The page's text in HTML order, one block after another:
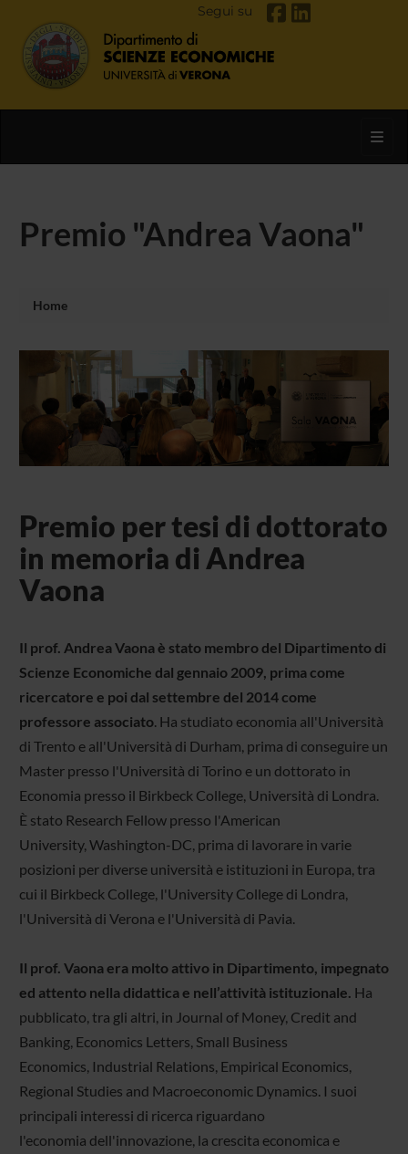
Segui su
Premio "Andrea Vaona"
Home
Premio per tesi di dottorato
in memoria di Andrea
Vaona
Il prof. Andrea Vaona è stato membro del Dipartimento di
Scienze Economiche dal gennaio 2009, prima come
ricercatore e poi dal settembre del 2014 come
professore associato. Ha studiato economia all'Università
di Trento e all'Università di Durham, prima di conseguire un
Master presso l'Università di Torino e un dottorato in
Economia presso il Birkbeck College, Università di Londra.
È stato Research Fellow presso l'American
University, Washington-DC, prima di lavorare in varie
posizioni per diverse università e istituzioni in Europa, tra
cui il Birkbeck College, l'University College di Londra,
l'Università di Verona e l'Università di Pavia.
Il prof. Vaona era molto attivo in Dipartimento, impegnato
ed attento nella didattica e nell’attività istituzionale. Ha
pubblicato, tra gli altri, in Journal of Money, Credit and
Banking, Economics Letters, Small Business
Economics, Industrial Relations, Empirical Economics,
Regional Studies and Macroeconomic Dynamics. I suoi
principali interessi di ricerca riguardano
l'economia dell'innovazione, la crescita economica e